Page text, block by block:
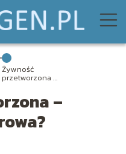
Żywność
przetworzona –
–